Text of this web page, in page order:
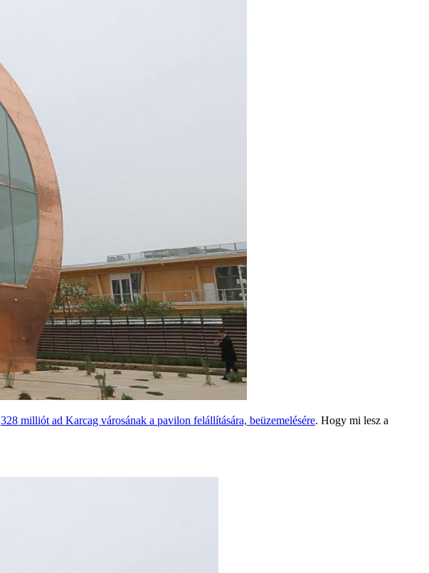
328 milliót ad Karcag városának a pavilon felállítására, beüzemelésére. Hogy mi lesz a